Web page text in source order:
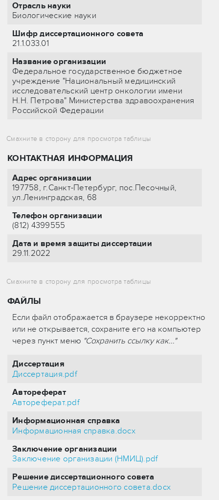
Отрасль науки
Биологические науки
Шифр диссертационного совета
21.1.033.01
Название организации
Федеральное государственное бюджетное
учреждение "Национальный медицинский
исследовательский центр онкологии имени
Н.Н. Петрова" Министерства здравоохранения
Российской Федерации
КОНТАКТНАЯ ИНФОРМАЦИЯ
Адрес организации
197758, г.Санкт-Петербург, пос.Песочный,
ул.Ленинградская, 68
Телефон организации
(812) 4399555
Дата и время защиты диссертации
29.11.2022
ФАЙЛЫ
Если файл отображается в браузере некорректно
или не открывается, сохраните его на компьютер
через пункт меню "Сохранить ссылку как..."
Диссертация
Диссертация.pdf
Автореферат
Автореферат.pdf
Информационная справка
Информационная справка.docx
Заключение организации
Заключение организации (НМИЦ).pdf
Решение диссертационного совета
Решение диссертационного совета.docx